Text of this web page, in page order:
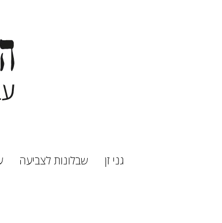
גני זן שבלונות לצביעה